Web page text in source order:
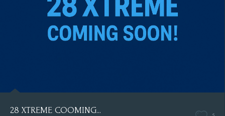
28 XTREME COOMING...